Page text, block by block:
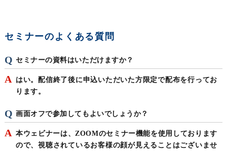
セミナーのよくある質問
セミナーの資料はいただけますか？
はい。配信終了後に申込いただいた方限定で配布を行ってお
ります。
画面オフで参加してもよいでしょうか？
本ウェビナーは、ZOOMのセミナー機能を使用しております
ので、視聴されているお客様の顔が見えることはございませ